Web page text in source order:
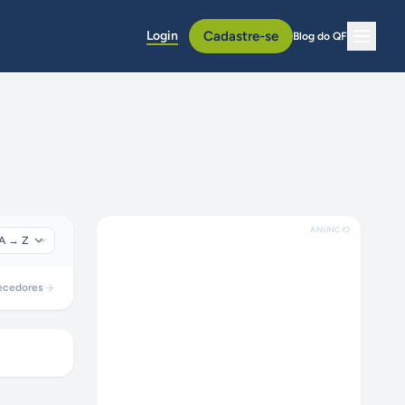
Login Cadastre-se Blog do QF
ANÚNCIO